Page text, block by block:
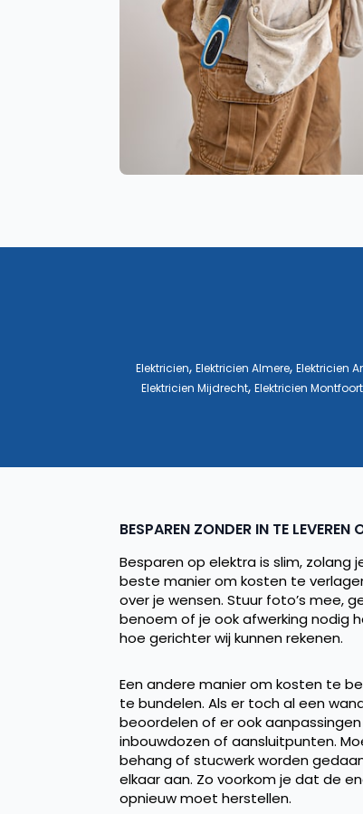
Elektricien, Elektricien Almere, Elektricien
Elektricien Mijdrecht, Elektricien Montfoort
BESPAREN ZONDER IN TE LEVEREN
Besparen op elektra is slim, zolang
beste manier om kosten te
over je wensen. Stuur foto’s mee,
benoem of je ook afwerking nodig
hoe gerichter wij kunnen rekenen.
Een andere manier om kosten te
te bundelen. Als er toch al een
beoordelen of er ook
inbouwdozen of aansluitpunten.
behang of stucwerk worden
elkaar aan. Zo voorkom je dat de
opnieuw moet herstellen.